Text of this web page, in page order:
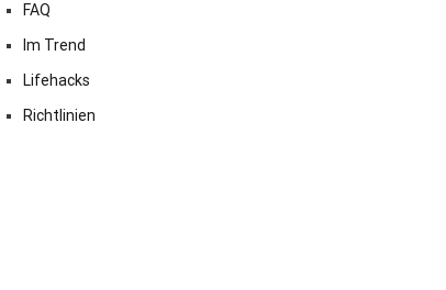
FAQ
Im Trend
Lifehacks
Richtlinien